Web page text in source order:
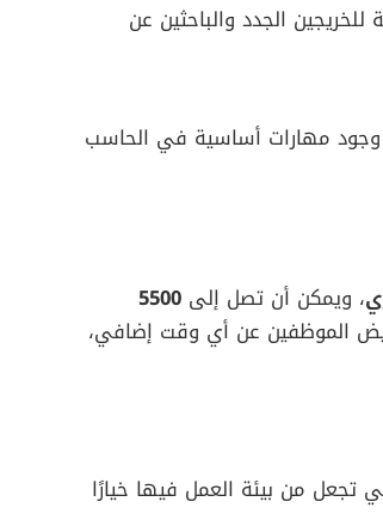
الجدد والباحثين عن
مهارات أساسية في الحاسب
، ويمكن أن تصل إلى 5500
الموظفين عن أي وقت إضافي،
تجعل من بيئة العمل فيها خيارًا